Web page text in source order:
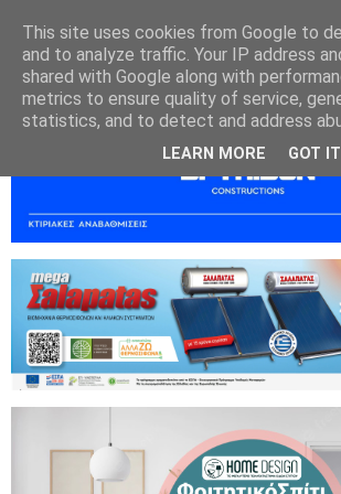
This site uses cookies from Google to
and to analyze traffic. Your IP address
shared with Google along with
metrics to ensure quality of service,
statistics, and to detect and address
LEARN MORE GOT IT